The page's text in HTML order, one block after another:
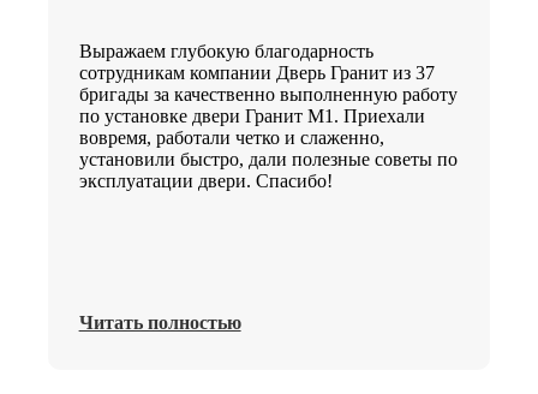
Выражаем глубокую благодарность
сотрудникам компании Дверь Гранит из 37
бригады за качественно выполненную работу
по установке двери Гранит М1. Приехали
вовремя, работали четко и слаженно,
установили быстро, дали полезные советы по
эксплуатации двери. Спасибо!
Читать полностью